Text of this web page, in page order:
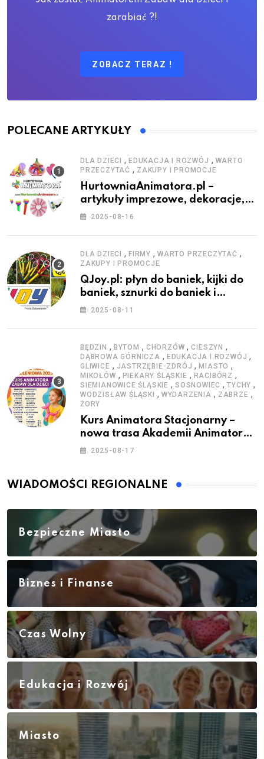
zarabiać ?!
ZOBACZ TERAZ !
POLECANE ARTYKUŁY
DLA DZIECI , EDUKACJA I ROZWÓJ , WARTO
PRZECZYTAĆ , ZAKUPY I PROMOCJE
HurtowniaAnimatora.pl –
artykuły imprezowe, dekoracje,
stroje i akcesoria dla animatorów
2025-08-16
DLA DZIECI , FIRMY , WARTO PRZECZYTAĆ ,
ZAKUPY I PROMOCJE
QJoy.pl: płyn do baniek, kijki do
baniek, sznurki do baniek i
zestawy do baniek
2025-08-11
BĘDZIN , BYTOM , CHORZÓW ,CIESZYN ,
DĄBROWA GÓRNICZA , EDUKACJA I ROZWÓJ ,
GLIWICE , JASTRZĘBIE-ZDRÓJ ,MIASTO ,
MIKOŁÓW , PIEKARY ŚLĄSKIE , RACIBÓRZ ,
SIEMIANOWICE ŚLĄSKIE ,SOSNOWIEC ,TYCHY ,
WODZISŁAW ŚLĄSKI , WYDARZENIA , ZABRZE ,
ŻORY
Kurs Animatora Stacjonarny –
nowa trasa Akademii Animatora
– jesień 2025
2025-08-17
WIADOMOŚCI REGIONALNE
Bezpieczne Miasto
Biznes i Finanse
Czas Wolny
Edukacja i Rozwój
Miasto